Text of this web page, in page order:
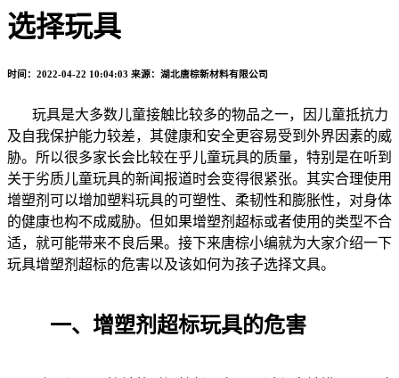
选择玩具
时间：2022-04-22 10:04:03 来源：湖北唐棕新材料有限公司
玩具是大多数儿童接触比较多的物品之一，因儿童抵抗力
及自我保护能力较差，其健康和安全更容易受到外界因素的威
胁。所以很多家长会比较在乎儿童玩具的质量，特别是在听到
关于劣质儿童玩具的新闻报道时会变得很紧张。其实合理使用
增塑剂可以增加塑料玩具的可塑性、柔韧性和膨胀性，对身体
的健康也构不成威胁。但如果增塑剂超标或者使用的类型不合
适，就可能带来不良后果。接下来唐棕小编就为大家介绍一下
玩具增塑剂超标的危害以及该如何为孩子选择文具。
一、增塑剂超标玩具的危害